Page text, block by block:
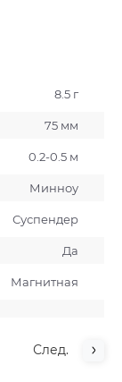
8.5 г
75 мм
0.2-0.5 м
Минноу
Суспендер
Да
Магнитная
След.